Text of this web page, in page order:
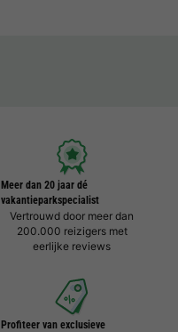
Meer dan 20 jaar dé
vakantieparkspecialist
Vertrouwd door meer dan
200.000 reizigers met
eerlijke reviews
Profiteer van exclusieve